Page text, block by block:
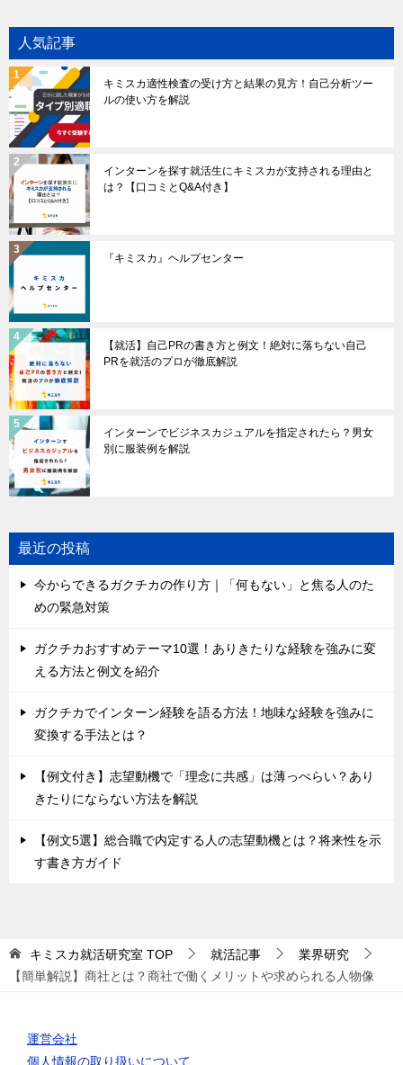
人気記事
キミスカ適性検査の受け方と結果の見方！自己分析ツー
ルの使い方を解説
インターンを探す就活生にキミスカが支持される理由と
は？【口コミとQ&A付き】
『キミスカ』ヘルプセンター
【就活】自己PRの書き方と例文！絶対に落ちない自己
PRを就活のプロが徹底解説
インターンでビジネスカジュアルを指定されたら？男女
別に服装例を解説
最近の投稿
今からできるガクチカの作り方｜「何もない」と焦る人のた
めの緊急対策
ガクチカおすすめテーマ10選！ありきたりな経験を強みに変
える方法と例文を紹介
ガクチカでインターン経験を語る方法！地味な経験を強みに
変換する手法とは？
【例文付き】志望動機で「理念に共感」は薄っぺらい？あり
きたりにならない方法を解説
【例文5選】総合職で内定する人の志望動機とは？将来性を示
す書き方ガイド
キミスカ就活研究室 TOP 就活記事
業界研究
【簡単解説】商社とは？商社で働くメリットや求められる人物像
運営会社
個人情報の取り扱いについて